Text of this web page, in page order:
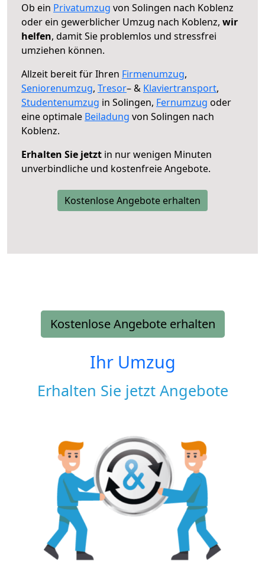
Ob ein Privatumzug von Solingen nach Koblenz
oder ein gewerblicher Umzug nach Koblenz, wir
helfen, damit Sie problemlos und stressfrei
umziehen können.
Allzeit bereit für Ihren Firmenumzug,
Seniorenumzug, Tresor– & Klaviertransport,
Studentenumzug in Solingen, Fernumzug oder
eine optimale Beiladung von Solingen nach
Koblenz.
Erhalten Sie jetzt in nur wenigen Minuten
unverbindliche und kostenfreie Angebote.
Kostenlose Angebote erhalten
Kostenlose Angebote erhalten
Ihr Umzug
Erhalten Sie jetzt Angebote